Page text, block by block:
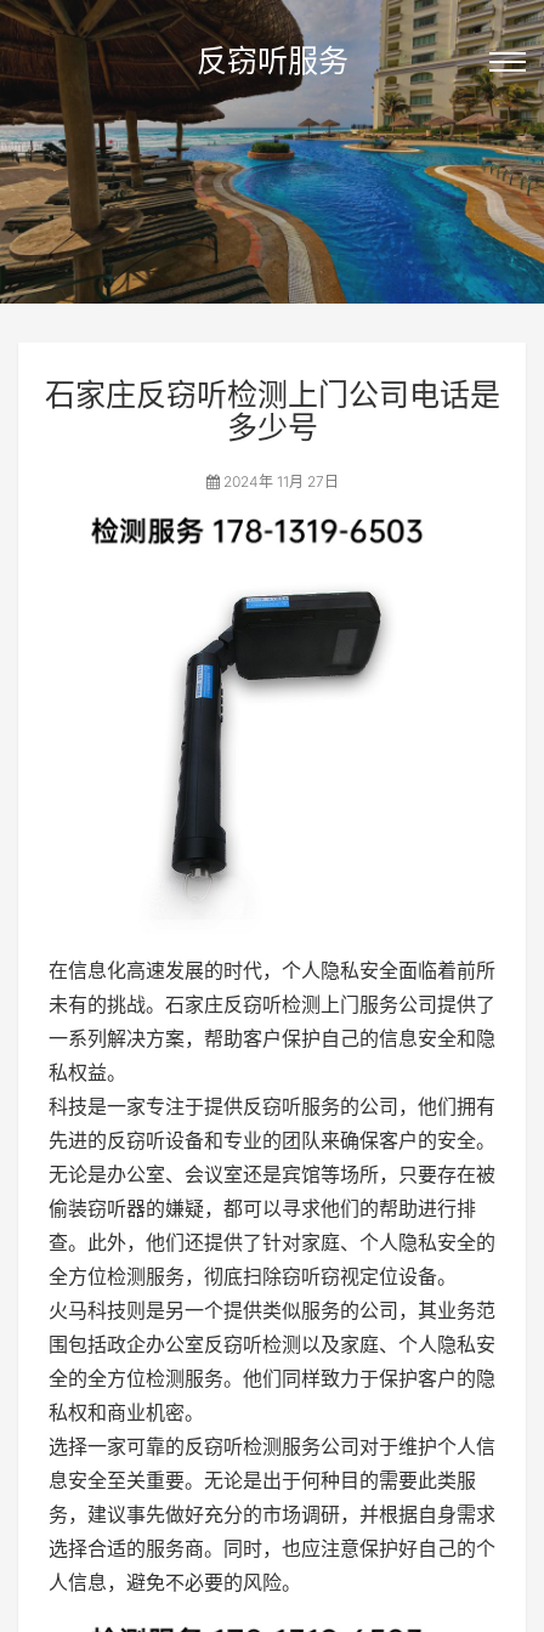
反窃听服务
石家庄反窃听检测上门公司电话是
多少号
2024年 11月 27日
在信息化高速发展的时代，个人隐私安全面临着前所
未有的挑战。石家庄反窃听检测上门服务公司提供了
一系列解决方案，帮助客户保护自己的信息安全和隐
私权益。
科技是一家专注于提供反窃听服务的公司，他们拥有
先进的反窃听设备和专业的团队来确保客户的安全。
无论是办公室、会议室还是宾馆等场所，只要存在被
偷装窃听器的嫌疑，都可以寻求他们的帮助进行排
查。此外，他们还提供了针对家庭、个人隐私安全的
全方位检测服务，彻底扫除窃听窃视定位设备。
火马科技则是另一个提供类似服务的公司，其业务范
围包括政企办公室反窃听检测以及家庭、个人隐私安
全的全方位检测服务。他们同样致力于保护客户的隐
私权和商业机密。
选择一家可靠的反窃听检测服务公司对于维护个人信
息安全至关重要。无论是出于何种目的需要此类服
务，建议事先做好充分的市场调研，并根据自身需求
选择合适的服务商。同时，也应注意保护好自己的个
人信息，避免不必要的风险。